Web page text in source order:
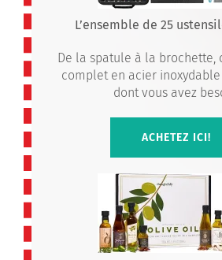
L’ensemble de 25
De la spatule à la brochette,
complet en acier
dont vous avez
ACHETEZ ICI!